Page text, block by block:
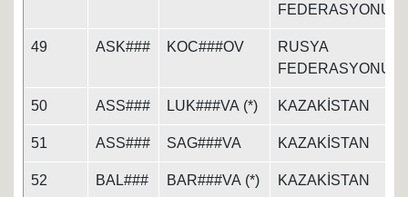
FEDERASYONU
49 ASK### KOC###OV
RUSYA
FEDERASYONU
50 ASS### LUK###VA (*) KAZAKİSTAN
51 ASS### SAG###VA KAZAKİSTAN
52 BAL### BAR###VA (*) KAZAKİSTAN